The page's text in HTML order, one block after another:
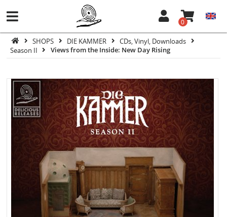
0
SHOPS DIE KAMMER
CDs, Vinyl, Downloads
Season II
Views from the Inside: New Day Rising